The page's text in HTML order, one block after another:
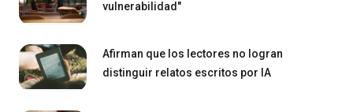
vulnerabilidad"
Afirman que los lectores no logran
distinguir relatos escritos por IA